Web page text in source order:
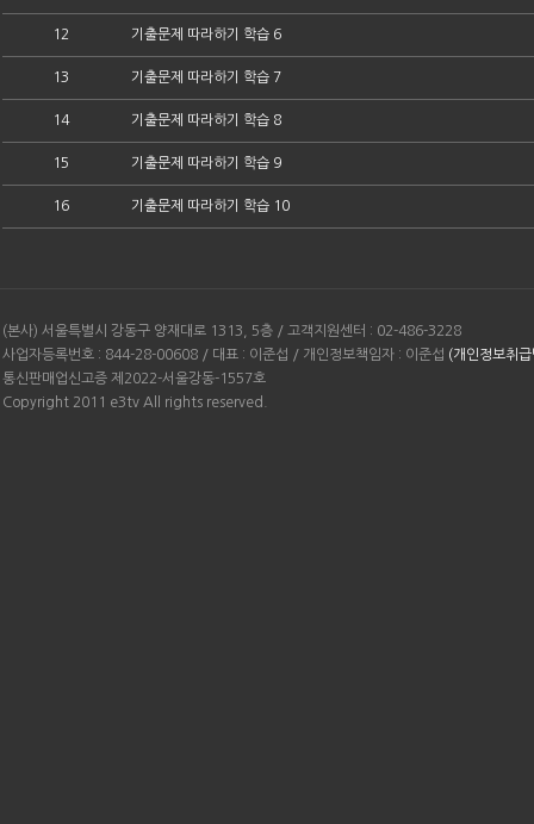
12 기출문제 따라하기 학습 6
13 기출문제 따라하기 학습 7
14 기출문제 따라하기 학습 8
15 기출문제 따라하기 학습 9
16 기출문제 따라하기 학습 10
(본사) 서울특별시 강동구 양재대로 1313, 5층 / 고객지원센터 : 02-486-3228
사업자등록번호 : 844-28-00608 / 대표 : 이준섭 / 개인정보책임자 : 이준섭 (개인정보취
통신판매업신고증 제2022-서울강동-1557호
Copyright 2011 e3tv All rights reserved.